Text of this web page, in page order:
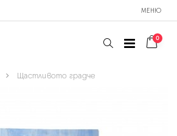
МЕНЮ
0
Щастливото градче